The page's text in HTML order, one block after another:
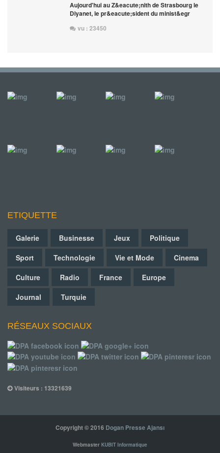
Aujourd'hui au Z&eacute;nith de Strasbourg le
Diyanet, le pr&eacute;sident du minist&egr
vu : 23450
ETIQUETTE
Galerie Businesse Jeux
Politique
Sport
Technologie Vie et Mode
Cinema
Culture
Radio France
Europe
Journal
Turquie
RÉSEAUX SOCIAUX
Visiteurs : 13321639
Copyright © 2016 Dogan Presse Ajansı
Webmaster KUBIT Informatique